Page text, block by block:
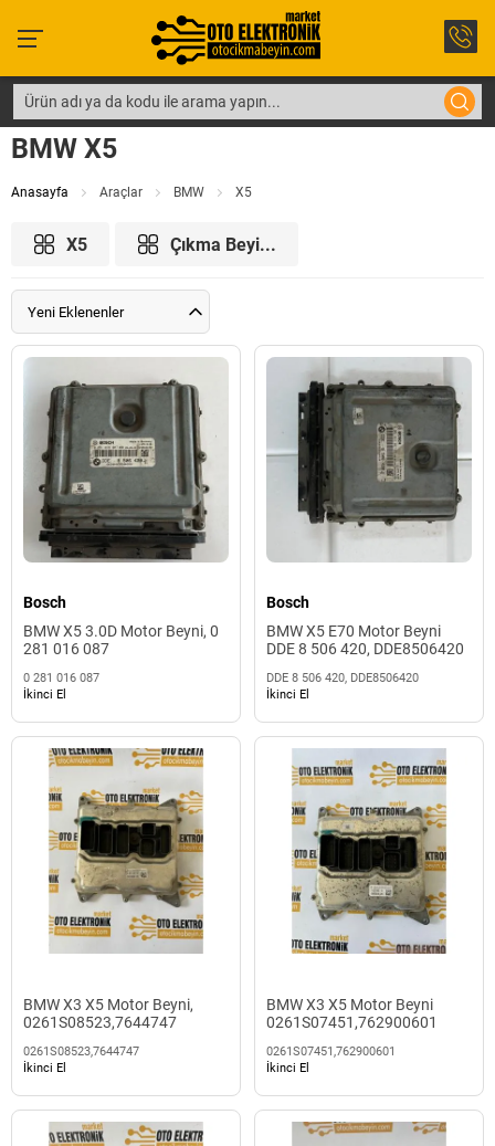
BMW X5
Anasayfa Araçlar BMW X5
X5 Çıkma Beyi...
Yeni Eklenenler
Bosch
BMW X5 3.0D Motor Beyni, 0
281 016 087
0 281 016 087
İkinci El
Bosch
BMW X5 E70 Motor Beyni
DDE 8 506 420, DDE8506420
DDE 8 506 420, DDE8506420
İkinci El
BMW X3 X5 Motor Beyni,
0261S08523,7644747
0261S08523,7644747
İkinci El
BMW X3 X5 Motor Beyni
0261S07451,762900601
0261S07451,762900601
İkinci El